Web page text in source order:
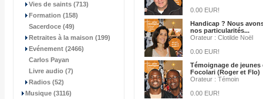
Vies de saints (713)
Formation (158)
Sacerdoce (49)
Retraites à la maison (199)
Evénement (2466)
Carlos Payan
Livre audio (7)
Radios (52)
Musique (3116)
0.00 EUR!
Handicap ? Nous
nos particularités...
Orateur : Clotilde Noël
0.00 EUR!
Témoignage de jeunes
Focolari (Roger et Flo)
Orateur : Témoin
0.00 EUR!